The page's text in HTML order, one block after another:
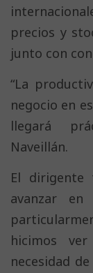
precios y
junto con
“La
negocio en
llegará
Naveillán.
El dirigente
avanzar en
hicimos
necesidad